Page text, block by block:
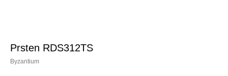
Prsten RDS312TS
Byzantium